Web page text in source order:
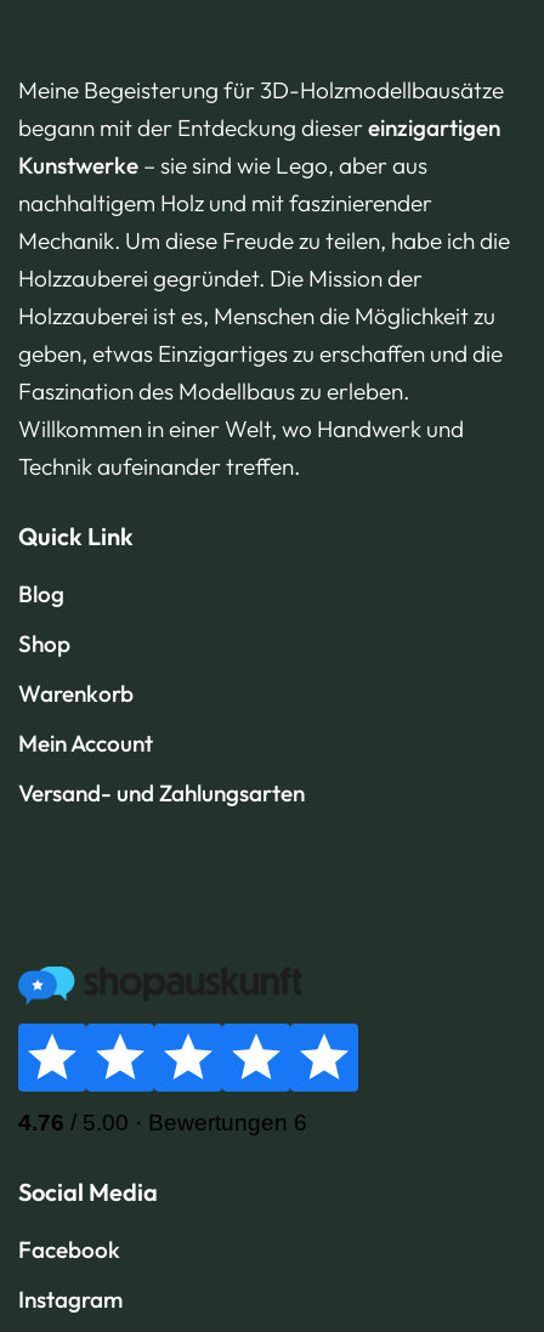
Meine Begeisterung für 3D-Holzmodellbausätze
begann mit der Entdeckung diesereinzigartigen
Kunstwerke – sie sind wie Lego, aber aus
nachhaltigem Holz und mit faszinierender
Mechanik. Um diese Freude zu teilen, habe ich die
Holzzauberei gegründet. Die Mission der
Holzzauberei ist es, Menschen die Möglichkeit zu
geben, etwas Einzigartiges zu erschaffen und die
Faszination des Modellbaus zu erleben.
Willkommen in einer Welt, wo Handwerk und
Technik aufeinander treffen.
Quick Link
Blog
Shop
Warenkorb
Mein Account
Versand- und Zahlungsarten
Social Media
Facebook
Instagram